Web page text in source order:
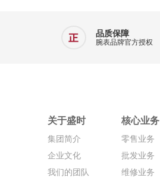
品质保障
腕表品牌官方授权
关于盛时
集团简介
企业文化
我们的团队
核心业务
零售业务
批发业务
维修业务